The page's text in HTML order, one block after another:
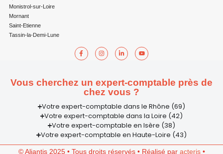
Monistrol-sur-Loire
Mornant
Saint-Etienne
Tassin-la-Demi-Lune
Vous cherchez un expert-comptable près de
chez vous ?
Votre expert-comptable dans le Rhône (69)
Votre expert-comptable dans la Loire (42)
Votre expert-comptable en Isère (38)
Votre expert-comptable en Haute-Loire (43)
© Aliantis 2025 • Tous droits réservés • Réalisé par acteris•